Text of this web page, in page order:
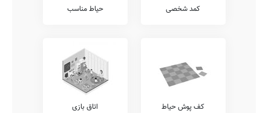
کیف و کتاب دانش آموزان (کیف در مدرسه)، برگزاری اردوهای فرهنگی
ورزشی رایگان، و... را از کادر اجرایی این مدرسه پرس و جو نمایید.
اطلاع دارید که برخی از مدارس، بجهت سنجش دقیقتر وضعیت دانش
آموزان خود، اقدام به برگزاری آزمون های هماهنگ کشوری می نمایند.
پیشنهاد می کنیم وضعیت آزمون های برگزار شده در مدرسه نرجس را
شامل آزمون های کانگورو، گاج، قلمچی، خیلی سبز، مرآت، و... را قبل از
کمد شخصی حیاط مناسب
کف پوش حیاط اتاق بازی